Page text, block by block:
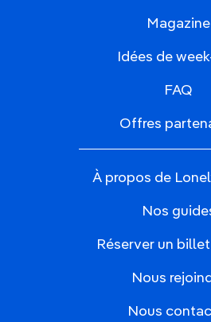
Magazine
Idées de
FAQ
Offres
À propos de
Nos
Réserver un
Nous
Nous